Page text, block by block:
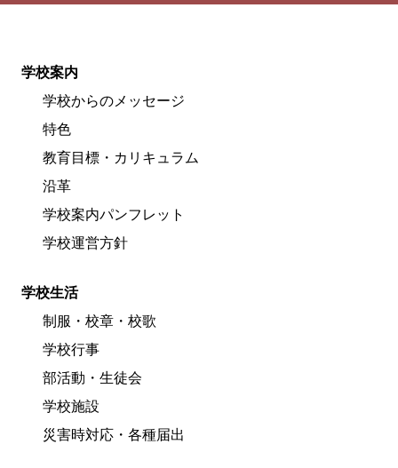
学校案内
学校からのメッセージ
特色
教育目標・カリキュラム
沿革
学校案内パンフレット
学校運営方針
学校生活
制服・校章・校歌
学校行事
部活動・生徒会
学校施設
災害時対応・各種届出